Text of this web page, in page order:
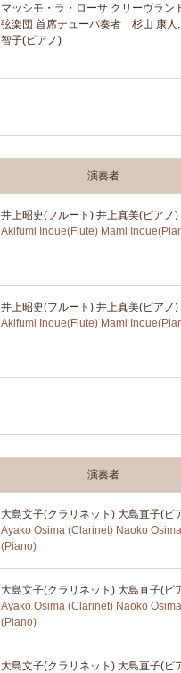
マッシモ・ラ・ローサ クリーヴラン
弦楽団 首席テューバ奏者 杉山 康人
智子(ピアノ)
演奏者
井上昭史(フルート) 井上真美(ピアノ)
Akifumi Inoue(Flute) Mami
井上昭史(フルート) 井上真美(ピアノ)
Akifumi Inoue(Flute) Mami
演奏者
大島文子(クラリネット) 大島直子(ピ
Ayako Osima (Clarinet) Naoko Osima
(Piano)
大島文子(クラリネット) 大島直子(ピ
Ayako Osima (Clarinet) Naoko Osima
(Piano)
大島文子(クラリネット) 大島直子(ピ